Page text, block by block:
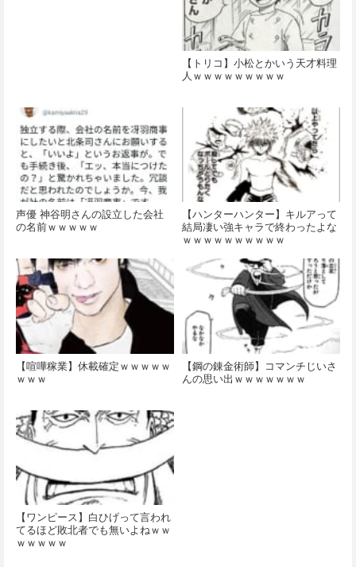
【トリコ】小松とかいう天才料理
人ｗｗｗｗｗｗｗｗｗ
声優 神谷明さんの設立した会社
の名前ｗｗｗｗｗ
【ハンターハンター】キルアって
結局凄い強キャラで終わったよな
ｗｗｗｗｗｗｗｗｗｗ
【喧嘩稼業】休載確定ｗｗｗｗｗ
ｗｗｗ
【鋼の錬金術師】コマンチじいさ
んの思い出ｗｗｗｗｗｗｗ
【ワンピース】白ひげって言われ
てるほど敗北者でも無いよねｗｗ
ｗｗｗｗｗ